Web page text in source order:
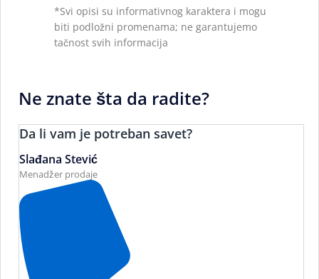
*Svi opisi su informativnog karaktera i mogu
biti podložni promenama; ne garantujemo
tačnost svih informacija
Ne znate šta da radite?
Da li vam je potreban savet?
Slađana Stević
Menadžer prodaje